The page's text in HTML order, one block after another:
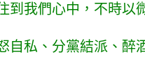
我們心中，不時以
私、分黨結派、